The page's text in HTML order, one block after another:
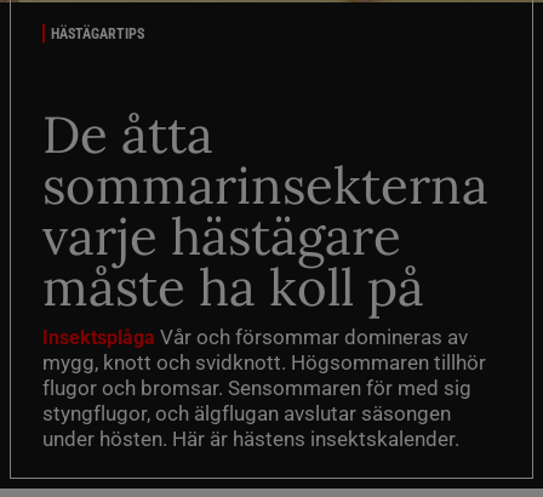
HÄSTÄGARTIPS
De åtta
sommarinsekterna
varje hästägare
måste ha koll på
Insektsplåga Vår och försommar domineras av
mygg, knott och svidknott. Högsommaren tillhör
flugor och bromsar. Sensommaren för med sig
styngflugor, och älgflugan avslutar säsongen
under hösten. Här är hästens insektskalender.